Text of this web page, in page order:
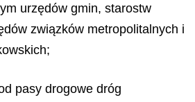
urzędów gmin, starostw
związków metropolitalnych i
pasy drogowe dróg